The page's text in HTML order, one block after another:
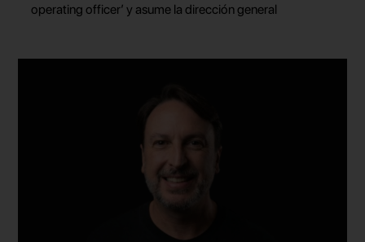
operating officer’ y asume la dirección general